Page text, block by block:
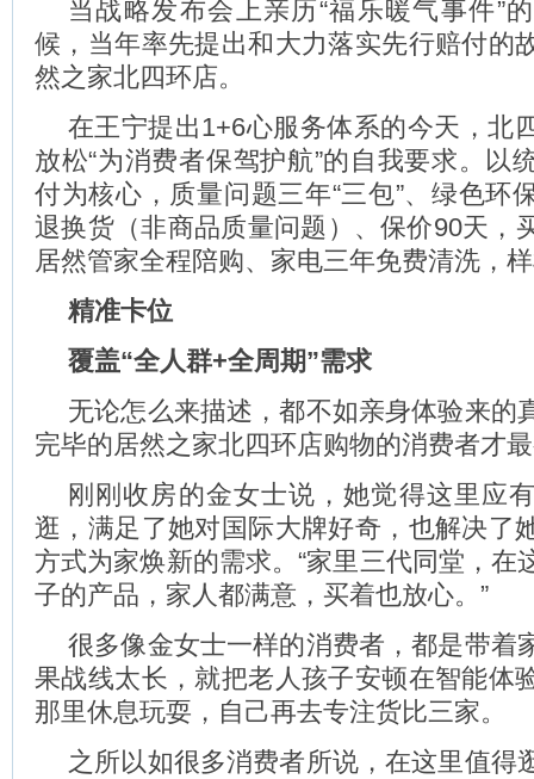
当战略发布会上亲历“福乐暖气事件”
候，当年率先提出和大力落实先行赔付的
然之家北四环店。
在王宁提出1+6心服务体系的今天，北
放松“为消费者保驾护航”的自我要求。以
付为核心，质量问题三年“三包”、绿色环
退换货（非商品质量问题）、保价90天，
居然管家全程陪购、家电三年免费清洗，
精准卡位
覆盖“全人群+全周期”需求
无论怎么来描述，都不如亲身体验来的
完毕的居然之家北四环店购物的消费者才
刚刚收房的金女士说，她觉得这里应
逛，满足了她对国际大牌好奇，也解决了
方式为家焕新的需求。“家里三代同堂，在
子的产品，家人都满意，买着也放心。”
很多像金女士一样的消费者，都是带着
果战线太长，就把老人孩子安顿在智能体
那里休息玩耍，自己再去专注货比三家。
之所以如很多消费者所说，在这里值得